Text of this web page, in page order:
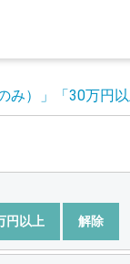
み）」 「30万円
円以上 解除